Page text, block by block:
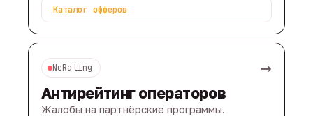
Каталог офферов
NeRating →
Антирейтинг операторов
Жалобы на партнёрские программы.